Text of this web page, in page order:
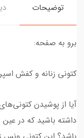
توضیحات
برو به صفحه:
کتونی زنانه و کفش
آیا از پوشیدن
داشته باشید که در